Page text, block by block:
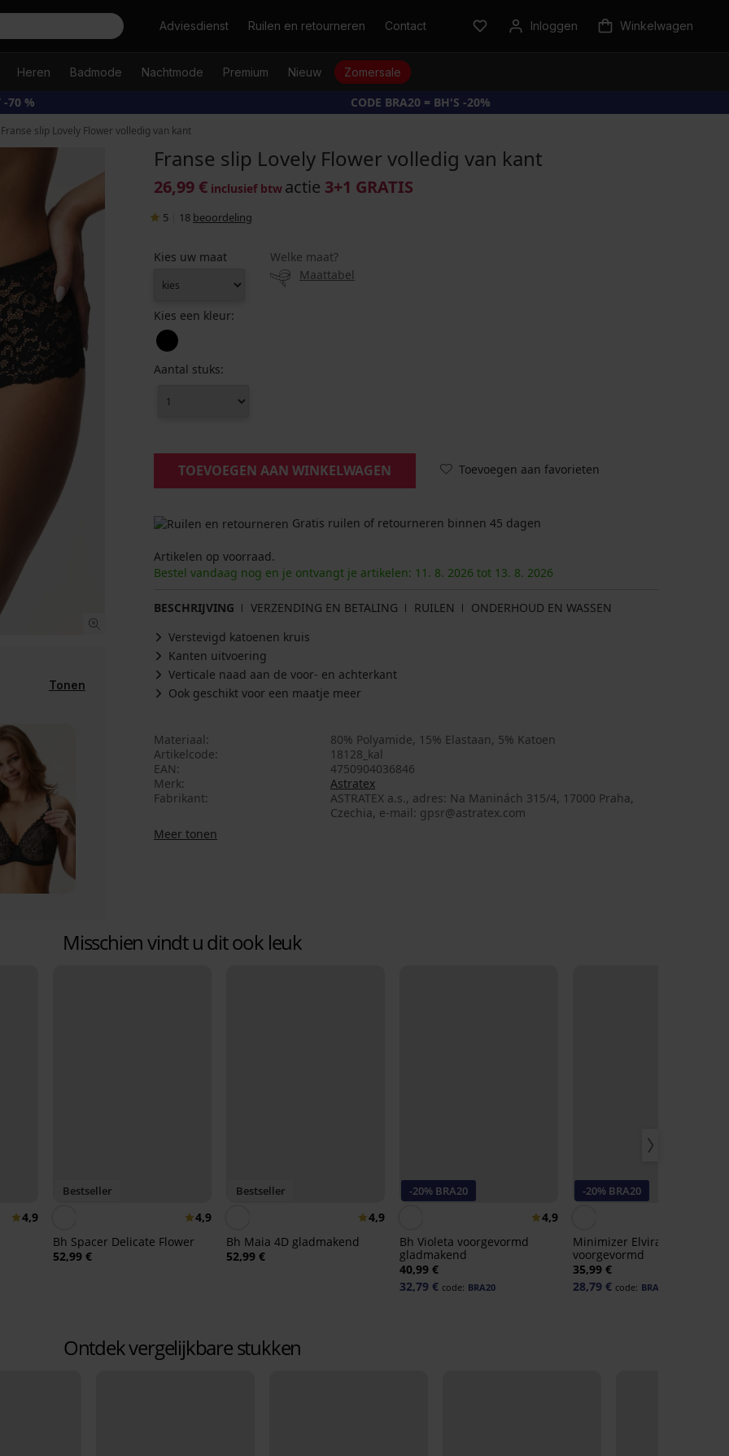
ZoekenAdviesdienst Ruilen en retourneren Contact Inloggen Winkelwagen
Heren Badmode Nachtmode Premium Nieuw Zomersale
-70 % CODE BRA20 = BH'S -20%
Franse slip Lovely Flower volledig van kant
Tonen
Franse slip Lovely Flower volledig van kant
26,99 € inclusief btw actie 3+1 GRATIS
5 18 beoordeling
Kies uw maat
Welke maat?
Maattabel
Kies een kleur:
Aantal stuks:
TOEVOEGEN AAN WINKELWAGEN Toevoegen aan favorieten
Gratis ruilen of retourneren binnen 45 dagen
Artikelen op voorraad.
Bestel vandaag nog en je ontvangt je artikelen: 11. 8. 2026 tot 13. 8. 2026
BESCHRIJVING VERZENDING EN BETALING RUILEN
ONDERHOUD EN WASSEN
Verstevigd katoenen kruis
Kanten uitvoering
Verticale naad aan de voor- en achterkant
Ook geschikt voor een maatje meer
Materiaal
80% Polyamide, 15% Elastaan, 5% Katoen
Artikelcode
18128_kal
EAN
4750904036846
Merk
Astratex
Fabrikant
ASTRATEX a.s., adres: Na Maninách 315/4, 17000 Praha,
Czechia, e-mail: gpsr@astratex.com
Meer tonen
Misschien vindt u dit ook leuk
4,9
Bestseller
4,9
Bh Spacer Delicate Flower
52,99 €
Bestseller
4,9
Bh Maia 4D gladmakend
52,99 €
-20% BRA20
4,9
Bh Violeta voorgevormd
gladmakend
40,99 €
32,79 € code: BRA20
-20% BRA20
Minimizer Elvira niet-
voorgevormd
35,99 €
28,79 € code: BRA20
Ontdek vergelijkbare stukken